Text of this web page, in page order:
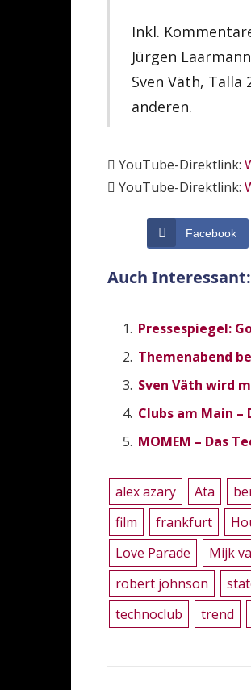
Inkl.
Jürgen
Sven Väth, Talla
anderen.
YouTube-Direktlink:
YouTube-Direktlink:
Facebook
Auch Interessant:
Pressespiegel:
Themenabend
Sven Väth wird
Clubs am Main
MOMEM – Das
alex azary Ata
film
frankfurt
Love Parade
Mijk
robert johnson
technoclub
trend